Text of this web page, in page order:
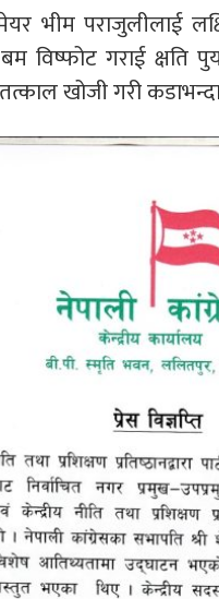
भीम पराजुलीलाई
विष्फोट गराई क्षति
खोजी गरी